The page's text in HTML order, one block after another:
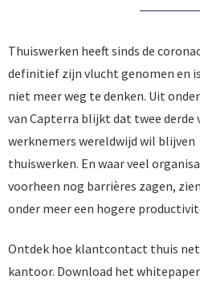
Thuiswerken heeft sinds de
definitief zijn vlucht genomen en
niet meer weg te denken. Uit
van Capterra blijkt dat twee derde
werknemers wereldwijd wil blijven
thuiswerken. En waar veel
voorheen nog barrières zagen,
onder meer een hogere
Ontdek hoe klantcontact thuis
kantoor. Download het